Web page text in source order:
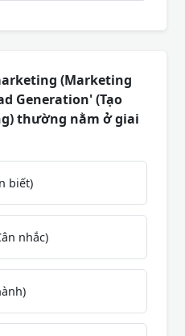
(Marketing
Generation' (Tạo
thường nằm ở giai
biết)
nhắc)